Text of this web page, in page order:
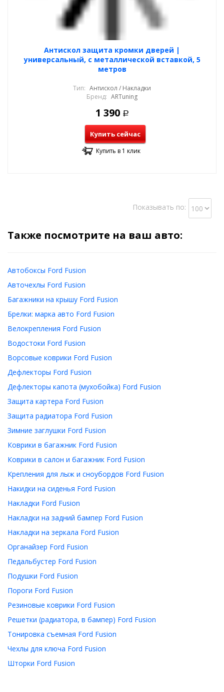
Антискол защита кромки дверей |
универсальный, с металлической вставкой, 5
метров
Тип: Антискол / Накладки
Бренд: ARTuning
1 390 Р
Купить сейчас
Купить в 1 клик
Показывать по:
Также посмотрите на ваш авто:
Автобоксы Ford Fusion
Авточехлы Ford Fusion
Багажники на крышу Ford Fusion
Брелки: марка авто Ford Fusion
Велокрепления Ford Fusion
Водостоки Ford Fusion
Ворсовые коврики Ford Fusion
Дефлекторы Ford Fusion
Дефлекторы капота (мухобойка) Ford Fusion
Защита картера Ford Fusion
Защита радиатора Ford Fusion
Зимние заглушки Ford Fusion
Коврики в багажник Ford Fusion
Коврики в салон и багажник Ford Fusion
Крепления для лыж и сноубордов Ford Fusion
Накидки на сиденья Ford Fusion
Накладки Ford Fusion
Накладки на задний бампер Ford Fusion
Накладки на зеркала Ford Fusion
Органайзер Ford Fusion
Педальбустер Ford Fusion
Подушки Ford Fusion
Пороги Ford Fusion
Резиновые коврики Ford Fusion
Решетки (радиатора, в бампер) Ford Fusion
Тонировка съемная Ford Fusion
Чехлы для ключа Ford Fusion
Шторки Ford Fusion